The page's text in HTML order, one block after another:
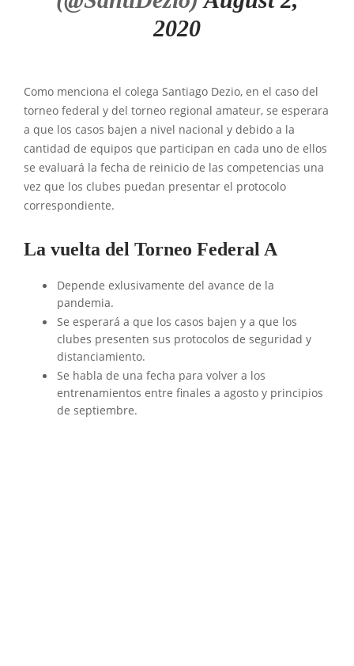
2020
Como menciona el colega Santiago Dezio, en el caso del
torneo federal y del torneo regional amateur, se esperara
a que los casos bajen a nivel nacional y debido a la
cantidad de equipos que participan en cada uno de ellos
se evaluará la fecha de reinicio de las competencias una
vez que los clubes puedan presentar el protocolo
correspondiente.
La vuelta del Torneo Federal A
Depende exlusivamente del avance de la
pandemia.
Se esperará a que los casos bajen y a que los
clubes presenten sus protocolos de seguridad y
distanciamiento.
Se habla de una fecha para volver a los
entrenamientos entre finales a agosto y principios
de septiembre.